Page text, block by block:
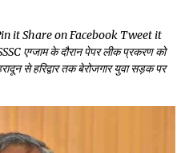
it Share on Facebook Tweet it
एग्जाम के दौरान पेपर लीक प्रकरण को
से हरिद्वार तक बेरोजगार युवा सड़क पर